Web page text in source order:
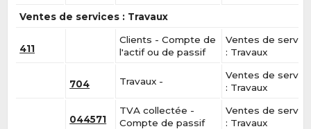
Ventes de services : Travaux
411
Clients - Compte de
l'actif ou de passif
Ventes de
: Travaux
704 Travaux -
Ventes de
: Travaux
044571
TVA collectée -
Compte de passif
Ventes de
: Travaux